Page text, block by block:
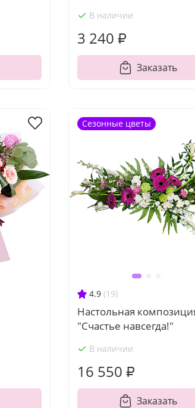
В наличии
3 240 ₽
Заказать
4.9 (19)
Настольная
"Счастье навсегда!"
В наличии
16 550 ₽
Заказать
Сезонные цветы